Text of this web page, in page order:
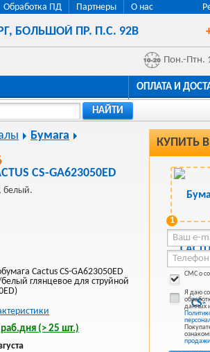
Обработка ПД Партнеры
О нас
, БОЛЬШОЙ ПР. П.С. 92В
Пон.-Птн.
ОПЛАТА И
НАЙТИ
КУПИТЬ
1
СМС о
Я даю
данных
продажи
Бумага
CS-GA623050ED
белый.
Cactus CS-GA623050ED
глянцевое для струйной
(> 25 шт.)